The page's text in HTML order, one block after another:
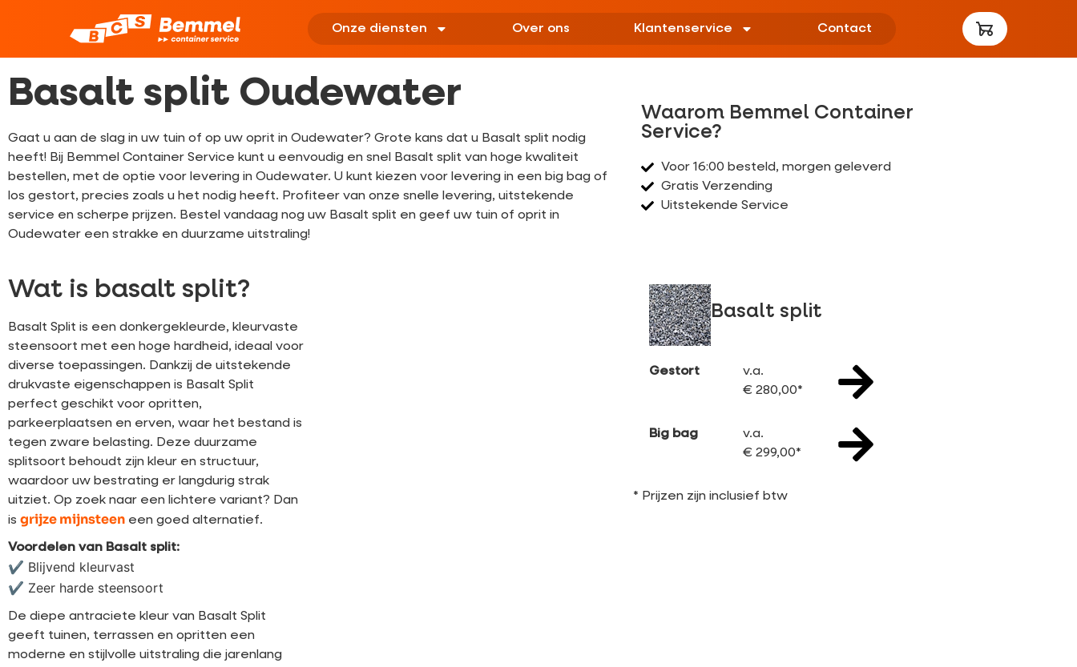
Onze diensten Over ons Klantenservice Contact
Basalt split Oudewater
Gaat u aan de slag in uw tuin of op uw oprit in Oudewater? Grote kans dat u Basalt split nodig
heeft! Bij Bemmel Container Service kunt u eenvoudig en snel Basalt split van hoge kwaliteit
bestellen, met de optie voor levering in Oudewater. U kunt kiezen voor levering in een big bag of
los gestort, precies zoals u het nodig heeft. Profiteer van onze snelle levering, uitstekende
service en scherpe prijzen. Bestel vandaag nog uw Basalt split en geef uw tuin of oprit in
Oudewater een strakke en duurzame uitstraling!
Waarom Bemmel Container
Service?
Voor 16:00 besteld, morgen geleverd
Gratis Verzending
Uitstekende Service
Wat is basalt split?
Basalt Split is een donkergekleurde, kleurvaste
steensoort met een hoge hardheid, ideaal voor
diverse toepassingen. Dankzij de uitstekende
drukvaste eigenschappen is Basalt Split
perfect geschikt voor opritten,
parkeerplaatsen en erven, waar het bestand is
tegen zware belasting. Deze duurzame
splitsoort behoudt zijn kleur en structuur,
waardoor uw bestrating er langdurig strak
uitziet. Op zoek naar een lichtere variant? Dan
is grijze mijnsteen een goed alternatief.
Voordelen van Basalt split:
✔ Blijvend kleurvast
✔ Zeer harde steensoort
De diepe antraciete kleur van Basalt Split
geeft tuinen, terrassen en opritten een
moderne en stijlvolle uitstraling die jarenlang
Basalt split
Gestort
v.a.
€ 280,00*
Big bag
v.a.
€ 299,00*
* Prijzen zijn inclusief btw